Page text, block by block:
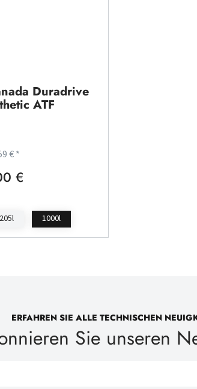
Duradrive
ATF
€ *
€
205l 1000l
ERFAHREN SIE ALLE TECHNISCHEN
Sie unseren